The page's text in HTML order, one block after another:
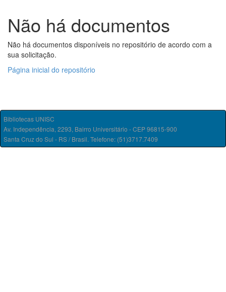
Não há documentos
Não há documentos disponíveis no repositório de acordo com a
sua solicitação.
Página inicial do repositório
Bibliotecas UNISC
Av. Independência, 2293, Bairro Universitário - CEP 96815-900
Santa Cruz do Sul - RS / Brasil. Telefone: (51)3717.7409